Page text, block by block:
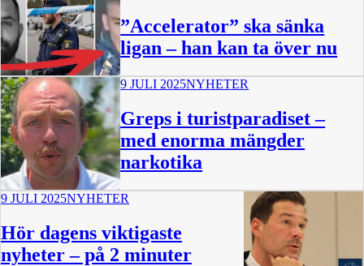
”Accelerator” ska sänka
ligan – han kan ta över nu
0:44
9 JULI 2025NYHETER
Greps i turistparadiset –
med enorma mängder
narkotika
9 JULI 2025NYHETER
Hör dagens viktigaste
nyheter – på 2 minuter